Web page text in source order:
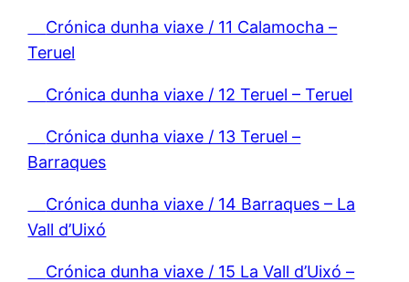
Crónica dunha viaxe / 11 Calamocha –
Teruel
Crónica dunha viaxe / 12 Teruel – Teruel
Crónica dunha viaxe / 13 Teruel –
Barraques
Crónica dunha viaxe / 14 Barraques – La
Vall d’Uixó
Crónica dunha viaxe / 15 La Vall d’Uixó –